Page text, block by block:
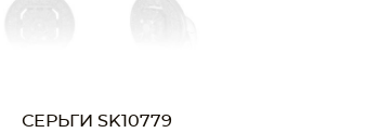
СЕРЬГИ SK10736